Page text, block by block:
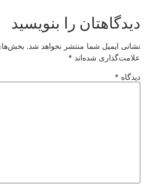
دیدگاهتان را بنویسید
نشانی ایمیل شما منتشر نخواهد شد.
علامت‌گذاری شده‌اند *
دیدگاه *